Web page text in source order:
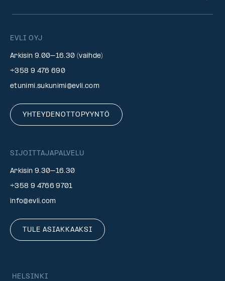
EVLI OYJ
Arkisin 9.00–16.30 (vaihde)
+358 9 476 690
etunimi.sukunimi@evli.com
YHTEYDENOTTOPYYNTÖ
SIJOITTAJAPALVELU
Arkisin 9.30–16.30
+358 9 4766 9701
info@evli.com
TULE ASIAKKAAKSI
HELSINKI